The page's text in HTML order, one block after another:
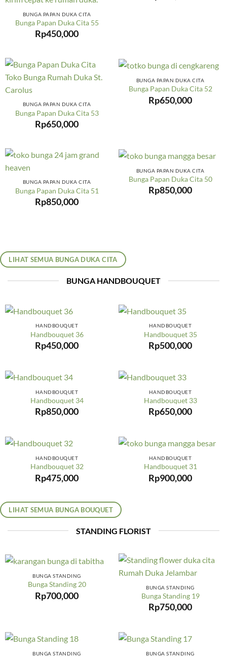
BUNGA PAPAN DUKA CITA
Bunga Papan Duka Cita 55
Rp450,000
BUNGA PAPAN DUKA CITA
Bunga Papan Duka Cita 53
Rp650,000
BUNGA PAPAN DUKA CITA
Bunga Papan Duka Cita 52
Rp650,000
BUNGA PAPAN DUKA CITA
Bunga Papan Duka Cita 51
Rp850,000
BUNGA PAPAN DUKA CITA
Bunga Papan Duka Cita 50
Rp850,000
LIHAT SEMUA BUNGA DUKA CITA
BUNGA HANDBOUQUET
HANDBOUQUET
Handbouquet 36
Rp450,000
HANDBOUQUET
Handbouquet 35
Rp500,000
HANDBOUQUET
Handbouquet 34
Rp850,000
HANDBOUQUET
Handbouquet 33
Rp650,000
HANDBOUQUET
Handbouquet 32
Rp475,000
HANDBOUQUET
Handbouquet 31
Rp900,000
LIHAT SEMUA BUNGA BOUQUET
STANDING FLORIST
BUNGA STANDING
Bunga Standing 20
Rp700,000
BUNGA STANDING
Bunga Standing 19
Rp750,000
BUNGA STANDING BUNGA STANDING